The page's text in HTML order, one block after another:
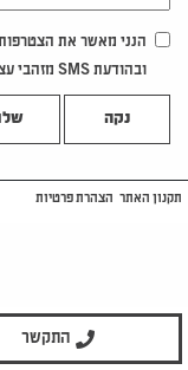
הנני מאשר את
ובהודעת SMS מזהבי עצמון
נקה
התקשר
תקנון האתר הצהרת פרטיות